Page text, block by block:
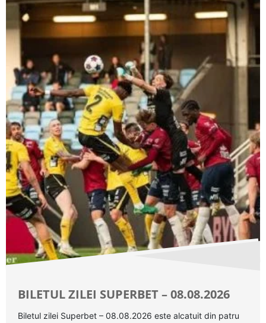
BILETUL ZILEI SUPERBET – 08.08.2026
Biletul zilei Superbet – 08.08.2026 este alcatuit din patru